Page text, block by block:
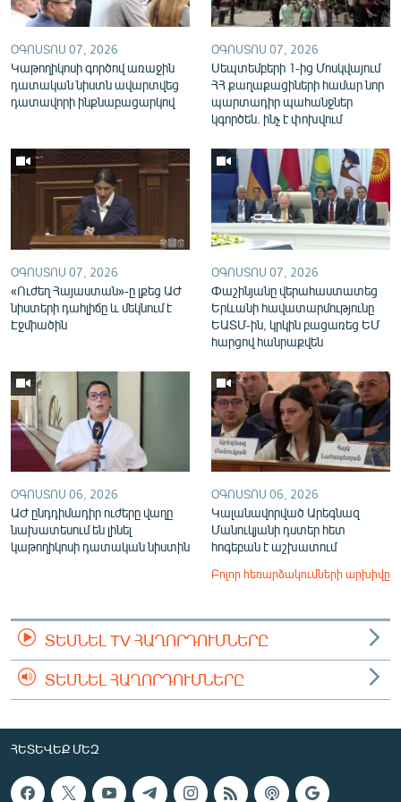
English
Русский
ՀԵՏԵՎԵՔ ՄԵԶ
«Ազատության» բոլոր կայքերը
ՕԳՈՍՏՈՍ 07, 2026
Կաթողիկոսի գործով առաջին
դատական նիստն ավարտվեց
դատավորի ինքնաբացարկով
ՕԳՈՍՏՈՍ 07, 2026
Սեպտեմբերի 1-ից Մոսկվայում
ՀՀ քաղաքացիների համար նոր
պարտադիր պահանջներ
կգործեն. ինչ է փոխվում
ՕԳՈՍՏՈՍ 07, 2026
«Ուժեղ Հայաստան»-ը լքեց ԱԺ
նիստերի դահլիճը և մեկնում է
Էջմիածին
ՕԳՈՍՏՈՍ 07, 2026
Փաշինյանը վերահաստատեց
Երևանի հավատարմությունը
ԵԱՏՄ-ին, կրկին բացառեց ԵՄ
հարցով հանրաքվեն
ՕԳՈՍՏՈՍ 06, 2026
ԱԺ ընդդիմադիր ուժերը վաղը
նախատեսում են լինել
կաթողիկոսի դատական նիստին
ՕԳՈՍՏՈՍ 06, 2026
Կալանավորված Արեգնազ
Մանուկյանի դստեր հետ
հոգեբան է աշխատում
Բոլոր հեռարձակումների արխիվը
ՏԵՍՆԵԼ TV ՀԱՂՈՐԴՈՒՄՆԵՐԸ
ՏԵՍՆԵԼ ՀԱՂՈՐԴՈՒՄՆԵՐԸ
ՀԵՏԵՎԵՔ ՄԵԶ